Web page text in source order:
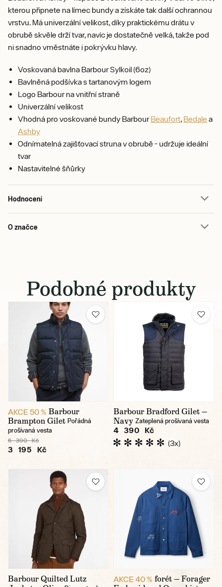
kterou připnete na límec bundy a získáte tak další ochrannou
vrstvu. Má univerzální velikost, díky praktickému drátu v
obrubě skvěle drží tvar, navíc je dostatečně velká, takže pod
ni snadno vměstnáte i pokrývku hlavy.
Voskovaná bavlna Barbour Sylkoil (6oz)
Bavlněná podšívka s tartanovým logem
Logo Barbour na vnitřní straně
Univerzální velikost
Vhodná pro voskované bundy BarbourBeaufort, Bedale a
Ashby
Odnímatelná zajišťovací struna v obrubě - udržuje ideální
tvar
Nastavitelné šňůrky
Hodnocení
O značce
Podobné produkty
AKCE 50 % Barbour
Brampton Gilet Pořádná
prošívaná vesta
6 390 Kč
3 195 Kč
Barbour Bradford Gilet —
Navy Zateplená prošívaná vesta
4 390 Kč
(3x)
Barbour Quilted Lutz
AKCE 40 % forét — Forager